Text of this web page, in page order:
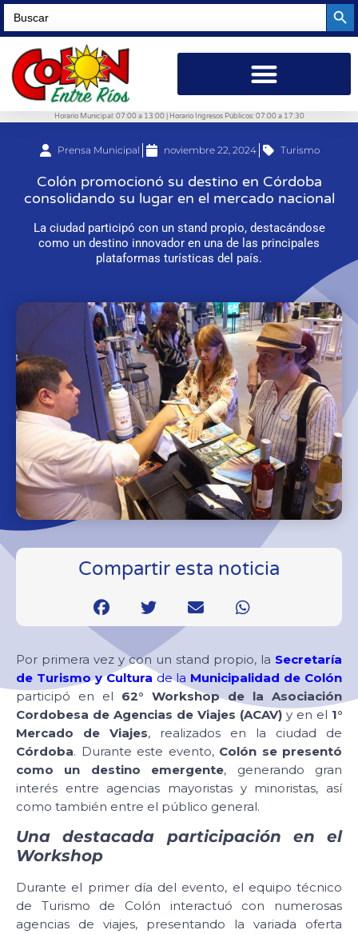
Search
for:
Horario Municipal: 07:00 a 13:00 | Horario Ingresos Públicos: 07:00 a 17:30
Prensa Municipal noviembre 22, 2024 Turismo
Colón promocionó su destino en Córdoba
consolidando su lugar en el mercado nacional
La ciudad participó con un stand propio, destacándose
como un destino innovador en una de las principales
plataformas turísticas del país.
Compartir esta noticia
Por primera vez y con un stand propio, la Secretaría
de Turismo y Cultura de la Municipalidad de Colón
participó en el 62° Workshop de la Asociación
Cordobesa de Agencias de Viajes (ACAV) y en el 1°
Mercado de Viajes, realizados en la ciudad de
Córdoba. Durante este evento, Colón se presentó
como un destino emergente, generando gran
interés entre agencias mayoristas y minoristas, así
como también entre el público general.
Una destacada participación en el
Workshop
Durante el primer día del evento, el equipo técnico
de Turismo de Colón interactuó con numerosas
agencias de viajes, presentando la variada oferta